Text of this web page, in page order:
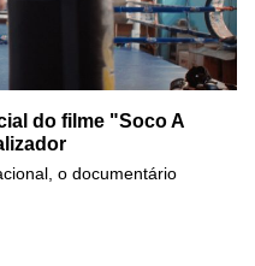
do filme "Soco A
o documentário